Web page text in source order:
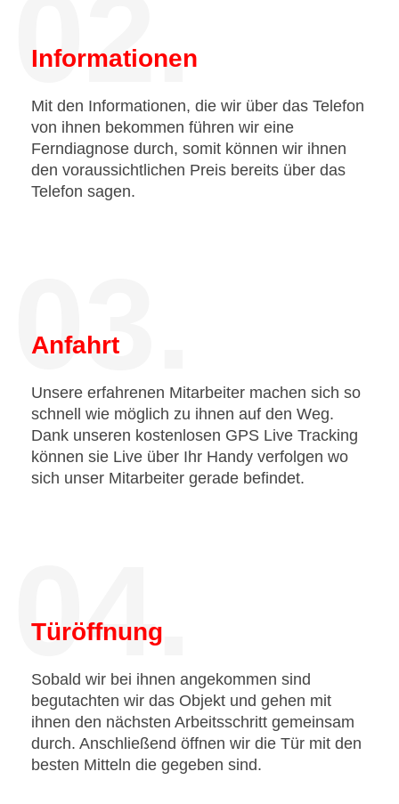
02.
Informationen
Mit den Informationen, die wir über das Telefon
von ihnen bekommen führen wir eine
Ferndiagnose durch, somit können wir ihnen
den voraussichtlichen Preis bereits über das
Telefon sagen.
03.
Anfahrt
Unsere erfahrenen Mitarbeiter machen sich so
schnell wie möglich zu ihnen auf den Weg.
Dank unseren kostenlosen GPS Live Tracking
können sie Live über Ihr Handy verfolgen wo
sich unser Mitarbeiter gerade befindet.
04.
Türöffnung
Sobald wir bei ihnen angekommen sind
begutachten wir das Objekt und gehen mit
ihnen den nächsten Arbeitsschritt gemeinsam
durch. Anschließend öffnen wir die Tür mit den
besten Mitteln die gegeben sind.